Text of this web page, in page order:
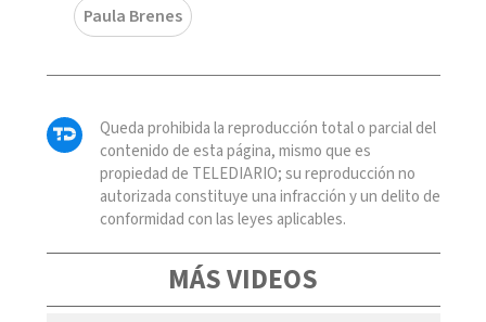
Paula Brenes
Queda prohibida la reproducción total o parcial del
contenido de esta página, mismo que es
propiedad de TELEDIARIO; su reproducción no
autorizada constituye una infracción y un delito de
conformidad con las leyes aplicables.
MÁS VIDEOS